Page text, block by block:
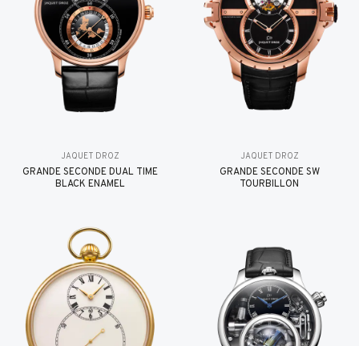
JAQUET DROZ
GRANDE SECONDE DUAL TIME
BLACK ENAMEL
JAQUET DROZ
GRANDE SECONDE SW
TOURBILLON